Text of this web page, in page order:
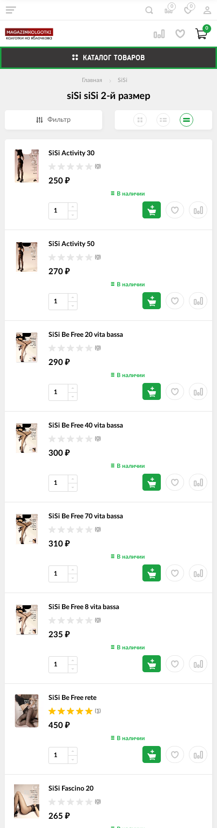
0 0
0
КАТАЛОГ ТОВАРОВ
Главная SiSi
siSi siSi 2-й размер
Фильтр
SiSi Activity 30
(0)
250 ₽
В наличии
SiSi Activity 50
(0)
270 ₽
В наличии
SiSi Be Free 20 vita bassa
(0)
290 ₽
В наличии
SiSi Be Free 40 vita bassa
(0)
300 ₽
В наличии
SiSi Be Free 70 vita bassa
(0)
310 ₽
В наличии
SiSi Be Free 8 vita bassa
(0)
235 ₽
В наличии
SiSi Be Free rete
(1)
450 ₽
В наличии
SiSi Fascino 20
(0)
265 ₽